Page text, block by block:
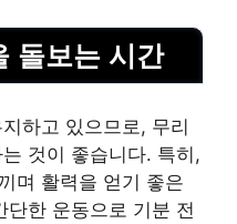
돌보는 시간
하고 있으므로, 무리
것이 좋습니다. 특히,
며 활력을 얻기 좋은
단한 운동으로 기분 전